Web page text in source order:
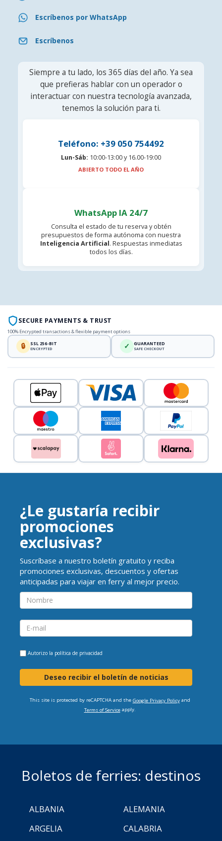
Escríbenos por WhatsApp
Escríbenos
Siempre a tu lado, los 365 días del año. Ya sea
que prefieras hablar con un operador o
interactuar con nuestra tecnología avanzada,
tenemos la solución para ti.
Teléfono: +39 050 754492
Lun-Sáb: 10:00-13:00 y 16.00-19:00
ABIERTO TODO EL AÑO
WhatsApp IA 24/7
Consulta el estado de tu reserva y obtén
presupuestos de forma autónoma con nuestra
Inteligencia Artificial. Respuestas inmediatas
todos los días.
SECURE PAYMENTS & TRUST
100% Encrypted transactions & flexible payment options
🔒 SSL 256-BIT
ENCRYPTED ✓ GUARANTEED
SAFE CHECKOUT
¿Le gustaría recibir
promociones
exclusivas?
Suscríbase a nuestro boletín gratuito y reciba
promociones exclusivas, descuentos y ofertas
anticipadas para viajar en ferry al mejor precio.
Autorizo la política de privacidad
Deseo recibir el boletín de noticias
This site is protected by reCAPTCHA and the Google Privacy Policyand
Terms of Serviceapply.
Boletos de ferries: destinos
ALBANIA
ALEMANIA
ARGELIA
CALABRIA